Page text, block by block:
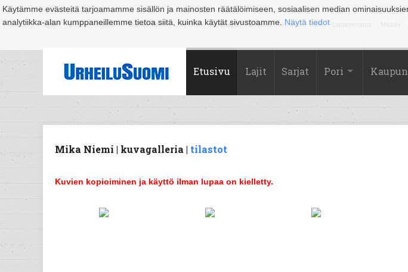
Käytämme evästeitä tarjoamamme sisällön ja mainosten räätälöimiseen, sosiaalisen median
analytiikka-alan kumppaneillemme tietoa siitä, kuinka käytät sivustoamme. Näytä tiedot
Suomi Espoo Helsinki Hämeenlinna Joensuu Jyväskylä Kouvola Kuopio Lahti
Etusivu Lajit Sarjat Pori
Mika Niemi | kuvagalleria | tilastot
Kuvien kopioiminen ja käyttö ilman lupaa on kielletty.